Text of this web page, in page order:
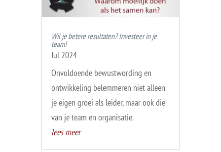
Wil je betere resultaten? Investeer in je
team!
Jul 2024
Onvoldoende bewustwording en
ontwikkeling belemmeren niet alleen
je eigen groei als leider, maar ook die
van je team en organisatie.
lees meer